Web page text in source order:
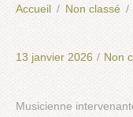
Accueil Non classé
13 janvier 2026 / Non
Musicienne